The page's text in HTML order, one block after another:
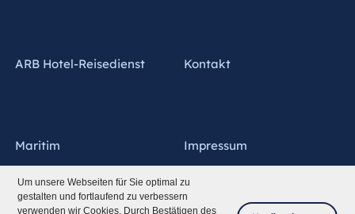
Um unsere Webseiten für Sie optimal zu
gestalten und fortlaufend zu verbessern
verwenden wir Cookies. Durch Bestätigen des
ARB Hotel-Reisedienst Kontakt
Maritim Impressum